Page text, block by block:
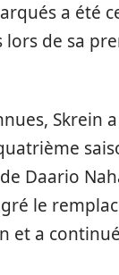
a été
de sa
Skrein
Daario
le
et a